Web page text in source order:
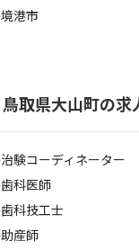
境港市
鳥取県大山町の求
治験コーディネーター
歯科医師
歯科技工士
助産師